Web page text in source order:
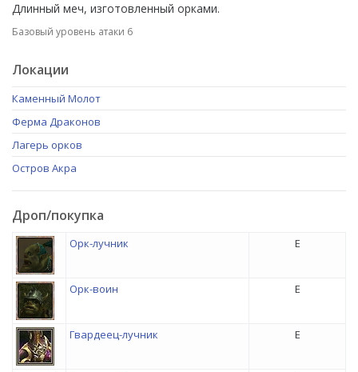
Длинный меч, изготовленный орками.
Базовый уровень атаки 6
Локации
Каменный Молот
Ферма Драконов
Лагерь орков
Остров Акра
Дроп/покупка
Орк-лучник E
Орк-воин E
Гвардеец-лучник E